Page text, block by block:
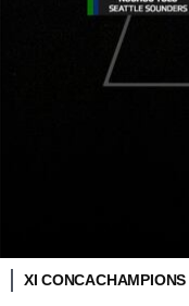
XI CONCACHAMPIONS